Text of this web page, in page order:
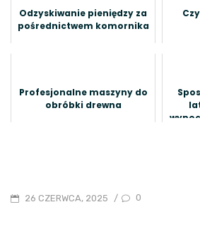
Odzyskiwanie pieniędzy za
pośrednictwem komornika
Profesjonalne maszyny do
obróbki drewna
POSTED
26 CZERWCA, 2025 / 0